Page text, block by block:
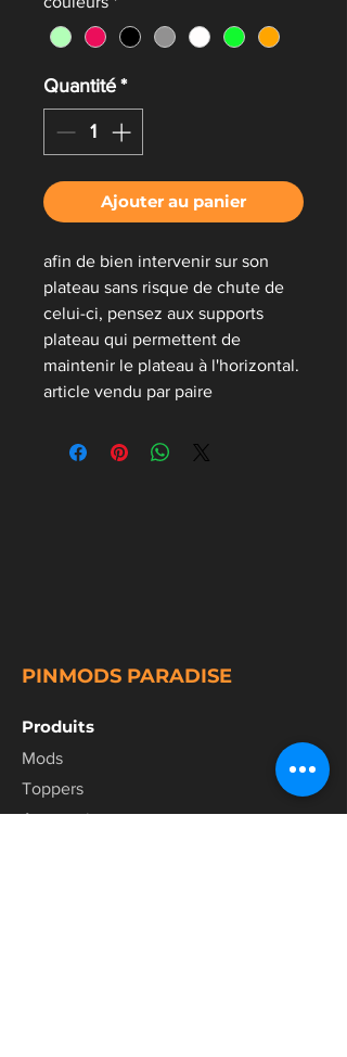
Quantité *
Ajouter au panier
afin de bien intervenir sur son
plateau sans risque de chute de
celui-ci, pensez aux supports
plateau qui permettent de
maintenir le plateau à l'horizontal.
article vendu par paire
PINMODS PARADISE
Produits
Mods
Toppers
Accessoires